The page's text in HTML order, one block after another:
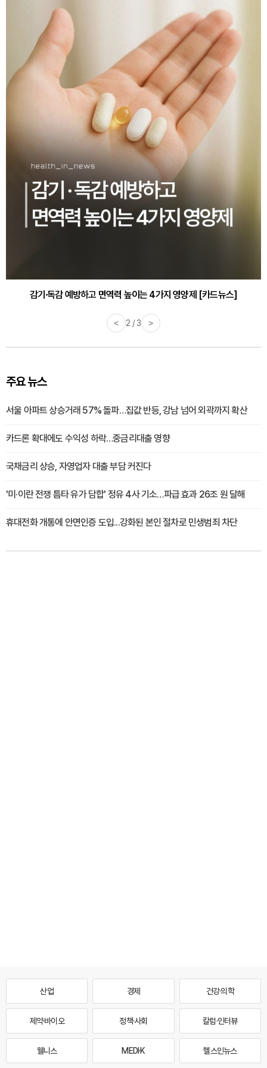
감기·독감 예방하고 면역력 높이는 4가지 영양제 [카드뉴스]
< 3 / 3 >
주요 뉴스
서울 아파트 상승거래 57% 돌파…집값 반등, 강남 넘어 외곽까지 확산
카드론 확대에도 수익성 하락…중금리대출 영향
국채금리 상승, 자영업자 대출 부담 커진다
'미·이란 전쟁 틈타 유가 담합' 정유 4사 기소…파급 효과 26조 원 달해
휴대전화 개통에 안면인증 도입...강화된 본인 절차로 민생범죄 차단
산업 경제 건강·의학
제약·바이오 정책·사회 칼럼·인터뷰
웰니스 MEDI·K 헬스인뉴스